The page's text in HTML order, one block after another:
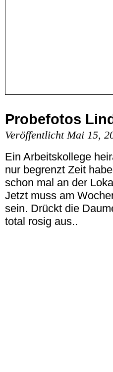
Probefotos
Veröffentlicht Mai 15,
Ein Arbeitskollege
nur begrenzt Zeit
schon mal an der
Jetzt muss am
sein. Drückt die
total rosig aus..